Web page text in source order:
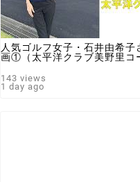
人気ゴルフ女子・石井由希子
画①（太平洋クラブ美野里
画 ♯スマイルゴルフ
143 views
1 day ago